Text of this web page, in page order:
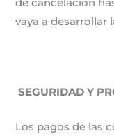
de cancelación
vaya a desarrollar
SEGURIDAD Y
Los pagos de las